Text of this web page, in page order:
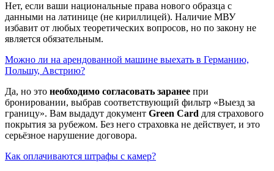
Нет, если ваши национальные права нового образца с
данными на латинице (не кириллицей). Наличие МВУ
избавит от любых теоретических вопросов, но по закону не
является обязательным.
Можно ли на арендованной машине выехать в Германию,
Польшу, Австрию?
Да, но это необходимо согласовать заранее при
бронировании, выбрав соответствующий фильтр «Выезд за
границу». Вам выдадут документ Green Card для страхового
покрытия за рубежом. Без него страховка не действует, и это
серьёзное нарушение договора.
Как оплачиваются штрафы с камер?